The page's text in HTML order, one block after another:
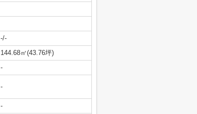
-/-
144.68㎡(43.76坪)
-
-
-